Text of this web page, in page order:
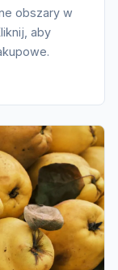
obszary w
aby